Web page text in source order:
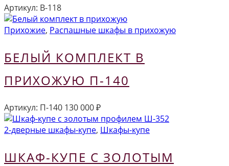
Артикул: В-118
Прихожие, Распашные шкафы в прихожую
БЕЛЫЙ КОМПЛЕКТ В
ПРИХОЖУЮ П-140
Артикул: П-140 130 000₽
2-дверные шкафы-купе, Шкафы-купе
ШКАФ-КУПЕ С ЗОЛОТЫМ